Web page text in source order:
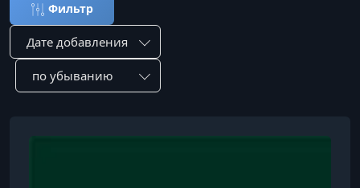
Фильтр
Сортировка по:
Сотировать по: